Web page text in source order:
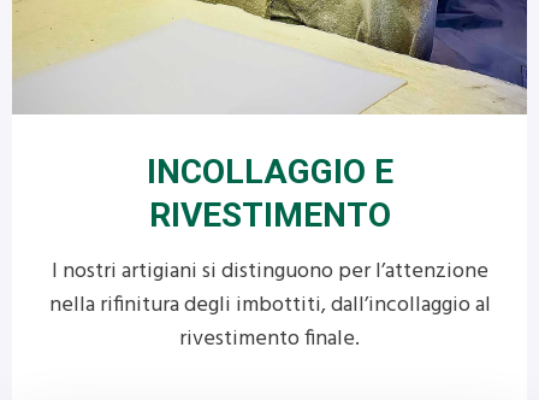
INCOLLAGGIO E
RIVESTIMENTO
I nostri artigiani si distinguono per l’attenzione
nella rifinitura degli imbottiti, dall’incollaggio al
rivestimento finale.